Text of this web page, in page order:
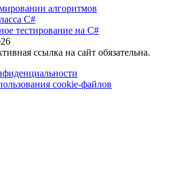
алгоритмов
C#
тестирование на C#
ссылка на сайт обязательна.
cookie-файлов